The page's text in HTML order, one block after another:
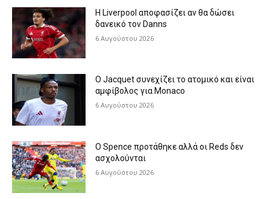
Η Liverpool αποφασίζει αν θα δώσει
δανεικό τον Danns
6 Αυγούστου 2026
Ο Jacquet συνεχίζει το ατομικό και είναι
αμφίβολος για Monaco
6 Αυγούστου 2026
Ο Spence προτάθηκε αλλά οι Reds δεν
ασχολούνται
6 Αυγούστου 2026